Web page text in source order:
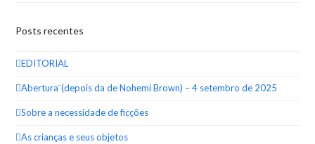
Posts recentes
EDITORIAL
Abertura¨(depois da de Nohemi Brown) – 4 setembro de 2025
Sobre a necessidade de ficções
As crianças e seus objetos